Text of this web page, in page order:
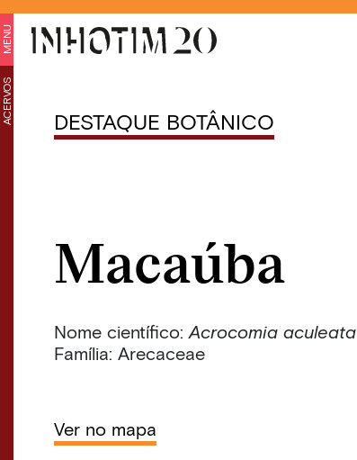
MENU
ACERVOS DESTAQUE BOTÂNICO
Macaúba
Nome científico: Acrocomia aculeata
Família: Arecaceae
Ver no mapa